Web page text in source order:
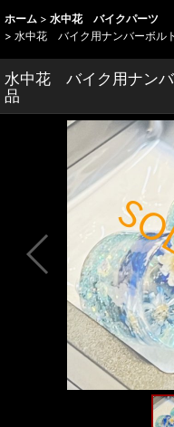
ホーム > 水中花 バイクパーツ
> 水中花 バイク用ナンバーボル
水中花 バイク用ナン
品